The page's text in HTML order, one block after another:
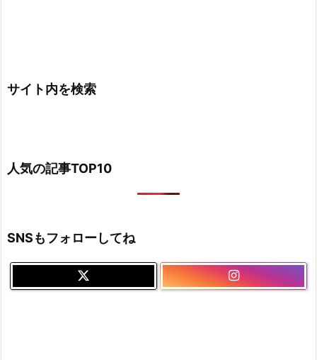
サイト内を検索
人気の記事TOP10
SNSもフォローしてね